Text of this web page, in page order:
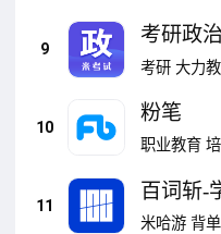
9
考研政
公共课
考研 大力
10
粉笔
职业教育
11
百词斩-
词必备
米哈游 背